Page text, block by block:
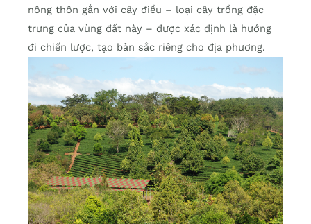
nông thôn gắn với cây điều – loại cây trồng đặc
trưng của vùng đất này – được xác định là hướng
đi chiến lược, tạo bản sắc riêng cho địa phương.